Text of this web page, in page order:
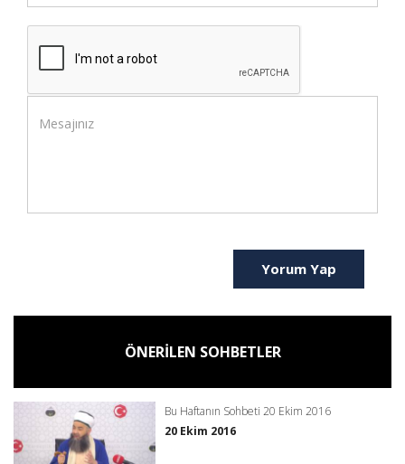
Yorum Yap
ÖNERİLEN SOHBETLER
Bu Haftanın Sohbeti 20 Ekim 2016
20 Ekim 2016